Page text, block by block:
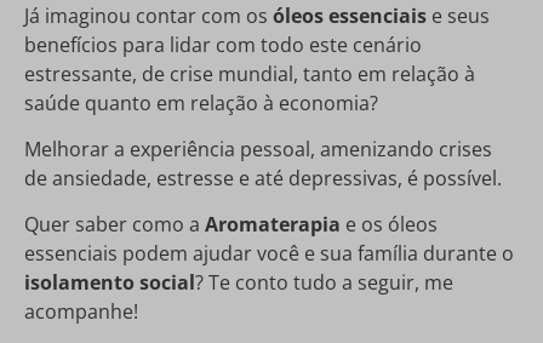
Já imaginou contar com os óleos essenciais e seus
benefícios para lidar com todo este cenário
estressante, de crise mundial, tanto em relação à
saúde quanto em relação à economia?
Melhorar a experiência pessoal, amenizando crises
de ansiedade, estresse e até depressivas, é possível.
Quer saber como a Aromaterapia e os óleos
essenciais podem ajudar você e sua família durante o
isolamento social? Te conto tudo a seguir, me
acompanhe!